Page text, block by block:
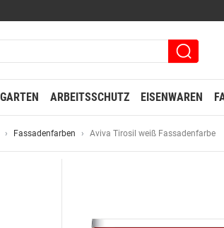
GARTEN ARBEITSSCHUTZ EISENWAREN
Fassadenfarben Aviva Tirosil weiß Fassadenfarbe